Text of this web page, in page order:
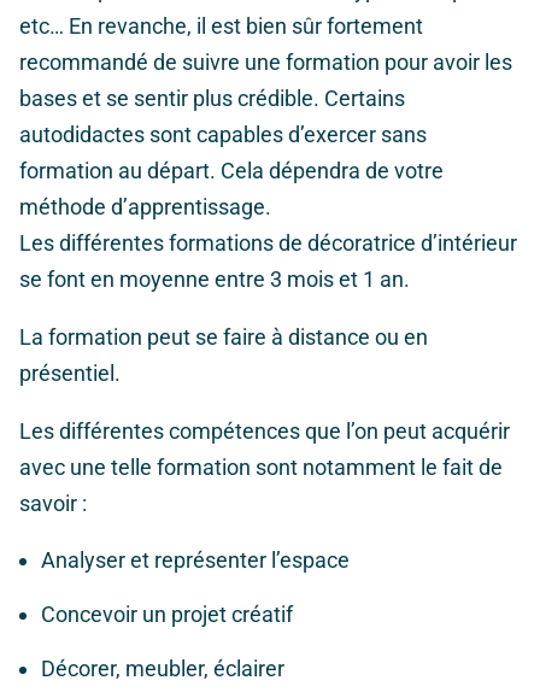
etc… En revanche, il est bien sûr fortement
recommandé de suivre une formation pour avoir les
bases et se sentir plus crédible. Certains
autodidactes sont capables d’exercer sans
formation au départ. Cela dépendra de votre
méthode d’apprentissage.
Les différentes formations de décoratrice d’intérieur
se font en moyenne entre 3 mois et 1 an.
La formation peut se faire à distance ou en
présentiel.
Les différentes compétences que l’on peut acquérir
avec une telle formation sont notamment le fait de
savoir :
Analyser et représenter l’espace
Concevoir un projet créatif
Décorer, meubler, éclairer